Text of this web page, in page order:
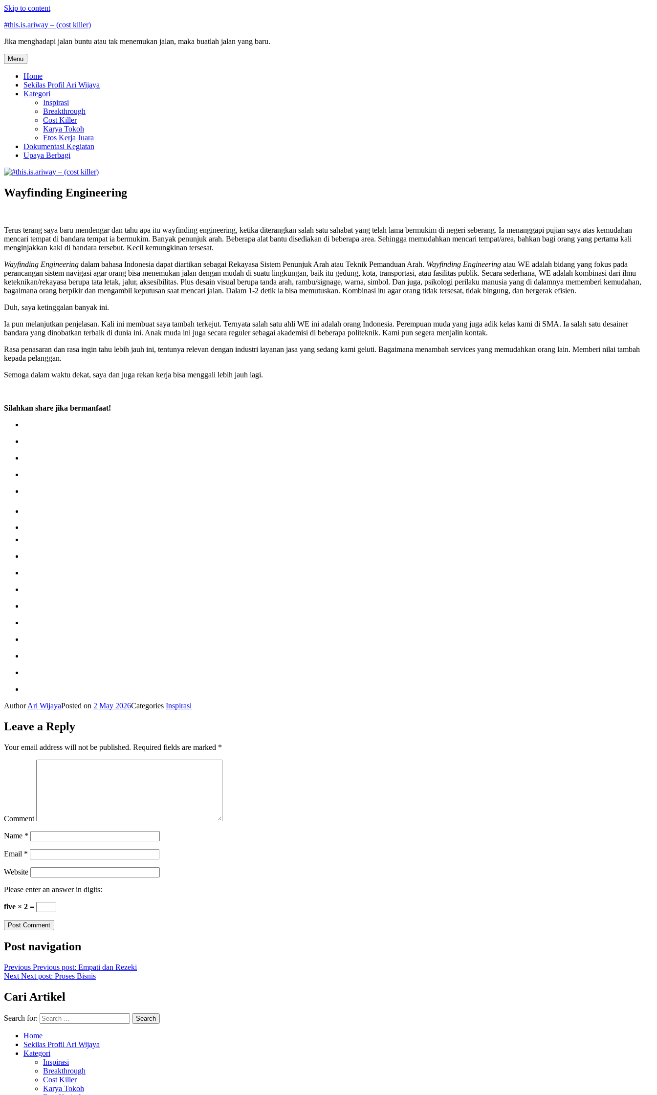
Skip to content
#this.is.ariway – (cost killer)
Jika menghadapi jalan buntu atau tak menemukan jalan, maka buatlah jalan yang baru.
Menu
Home
Sekilas Profil Ari Wijaya
Kategori
Inspirasi
Breakthrough
Cost Killer
Karya Tokoh
Etos Kerja Juara
Dokumentasi Kegiatan
Upaya Berbagi
Wayfinding Engineering
Terus terang saya baru mendengar dan tahu apa itu wayfinding engineering, ketika diterangkan salah satu sahabat yang telah lama bermukim di negeri seberang. Ia menanggapi pujian saya atas kemudahan
mencari tempat di bandara tempat ia bermukim. Banyak penunjuk arah. Beberapa alat bantu disediakan di beberapa area. Sehingga memudahkan mencari tempat/area, bahkan bagi orang yang pertama kali
menginjakkan kaki di bandara tersebut. Kecil kemungkinan tersesat.
Wayfinding Engineering dalam bahasa Indonesia dapat diartikan sebagai Rekayasa Sistem Penunjuk Arah atau Teknik Pemanduan Arah. Wayfinding Engineering atau WE adalah bidang yang fokus pada
perancangan sistem navigasi agar orang bisa menemukan jalan dengan mudah di suatu lingkungan, baik itu gedung, kota, transportasi, atau fasilitas publik. Secara sederhana, WE adalah kombinasi dari ilmu
keteknikan/rekayasa berupa tata letak, jalur, aksesibilitas. Plus desain visual berupa tanda arah, rambu/signage, warna, simbol. Dan juga, psikologi perilaku manusia yang di dalamnya mememberi kemudahan,
bagaimana orang berpikir dan mengambil keputusan saat mencari jalan. Dalam 1-2 detik ia bisa memutuskan. Kombinasi itu agar orang tidak tersesat, tidak bingung, dan bergerak efisien.
Duh, saya ketinggalan banyak ini.
Ia pun melanjutkan penjelasan. Kali ini membuat saya tambah terkejut. Ternyata salah satu ahli WE ini adalah orang Indonesia. Perempuan muda yang juga adik kelas kami di SMA. Ia salah satu desainer
bandara yang dinobatkan terbaik di dunia ini. Anak muda ini juga secara reguler sebagai akademisi di beberapa politeknik. Kami pun segera menjalin kontak.
Rasa penasaran dan rasa ingin tahu lebih jauh ini, tentunya relevan dengan industri layanan jasa yang sedang kami geluti. Bagaimana menambah services yang memudahkan orang lain. Memberi nilai tambah
kepada pelanggan.
Semoga dalam waktu dekat, saya dan juga rekan kerja bisa menggali lebih jauh lagi.
Silahkan share jika bermanfaat!
AuthorAri WijayaPosted on 2 May 2026Categories Inspirasi
Leave a Reply
Your email address will not be published. Required fields are marked *
Comment
Name *
Email *
Website
Please enter an answer in digits:
five × 2 =
Post navigation
Previous Previous post: Empati dan Rezeki
Next Next post: Proses Bisnis
Cari Artikel
Search for: Search
Home
Sekilas Profil Ari Wijaya
Kategori
Inspirasi
Breakthrough
Cost Killer
Karya Tokoh